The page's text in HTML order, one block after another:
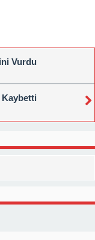
Vurdu
Kaybetti